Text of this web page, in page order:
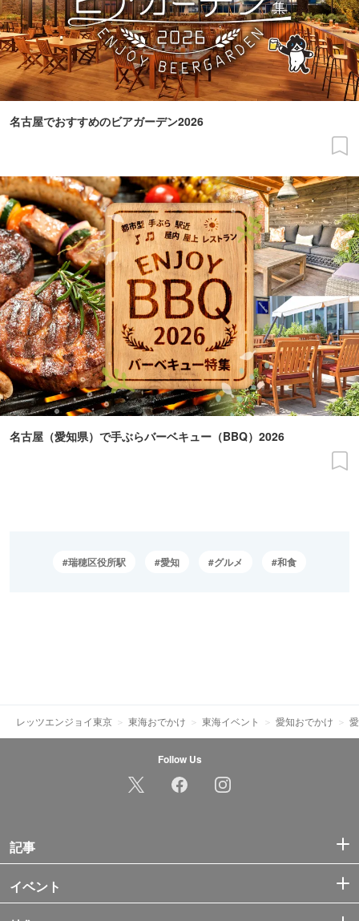
名古屋でおすすめのビアガーデン2026
名古屋（愛知県）で手ぶらバーベキュー（BBQ）2026
瑞穂区役所駅 愛知 グルメ 和食
レッツエンジョイ東京 東海おでかけ 東海イベント 愛知おでかけ
Follow Us
記事
イベント